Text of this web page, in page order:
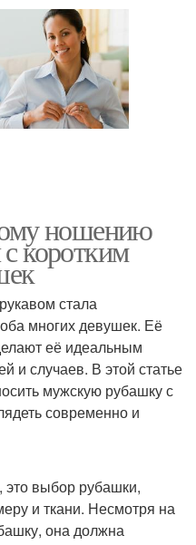
ношению
коротким
стала
многих девушек. Её
её идеальным
и случаев. В этой статье
мужскую рубашку с
современно и
это выбор рубашки,
и ткани. Несмотря на
она должна